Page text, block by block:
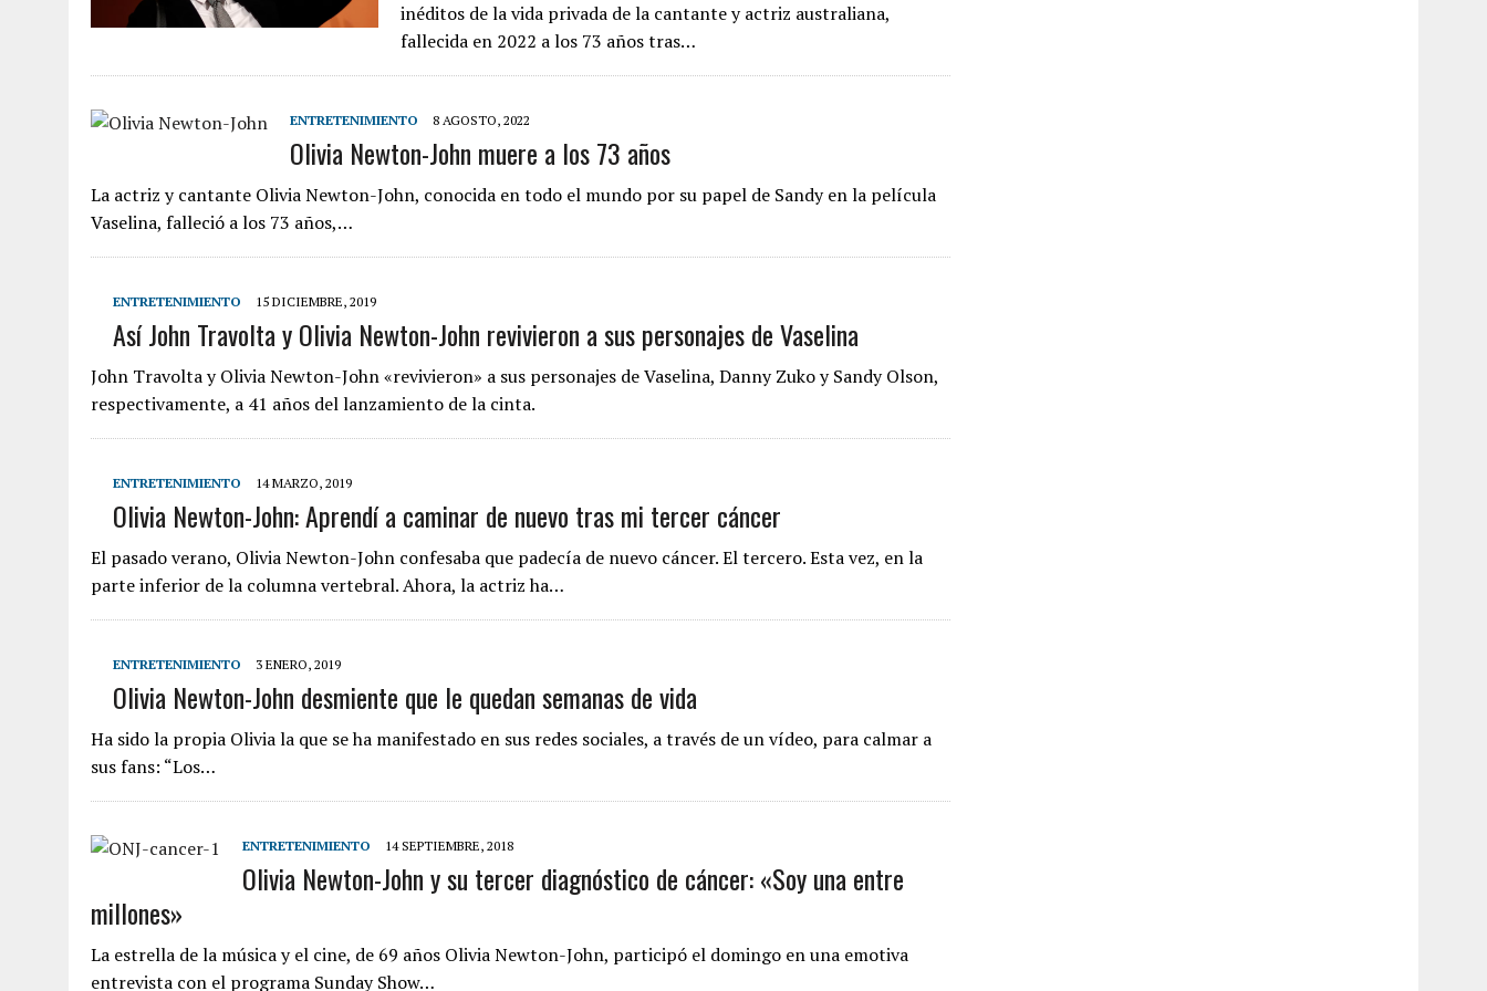
inéditos de la vida privada de la cantante y actriz australiana,
fallecida en 2022 a los 73 años tras…
ENTRETENIMIENTO 8 AGOSTO, 2022
Olivia Newton-John muere a los 73 años
La actriz y cantante Olivia Newton-John, conocida en todo el mundo por su papel de Sandy en la película
Vaselina, falleció a los 73 años,…
ENTRETENIMIENTO 15 DICIEMBRE, 2019
Así John Travolta y Olivia Newton-John revivieron a sus personajes de Vaselina
John Travolta y Olivia Newton-John «revivieron» a sus personajes de Vaselina, Danny Zuko y Sandy Olson,
respectivamente, a 41 años del lanzamiento de la cinta.
ENTRETENIMIENTO 14 MARZO, 2019
Olivia Newton-John: Aprendí a caminar de nuevo tras mi tercer cáncer
El pasado verano, Olivia Newton-John confesaba que padecía de nuevo cáncer. El tercero. Esta vez, en la
parte inferior de la columna vertebral. Ahora, la actriz ha…
ENTRETENIMIENTO 3 ENERO, 2019
Olivia Newton-John desmiente que le quedan semanas de vida
Ha sido la propia Olivia la que se ha manifestado en sus redes sociales, a través de un vídeo, para calmar a
sus fans: “Los…
ENTRETENIMIENTO 14 SEPTIEMBRE, 2018
Olivia Newton-John y su tercer diagnóstico de cáncer: «Soy una entre
millones»
La estrella de la música y el cine, de 69 años Olivia Newton-John, participó el domingo en una emotiva
entrevista con el programa Sunday Show…